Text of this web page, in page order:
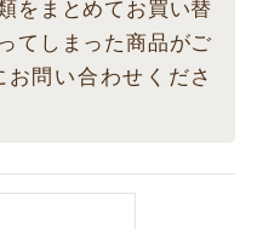
をまとめてお買い替
てしまった商品がご
問い合わせくださ